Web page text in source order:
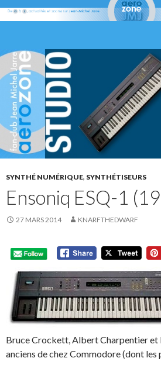
AU
CONTENU
SYNTHÉ NUMÉRIQUE, SYNTHÉTISEURS
Ensoniq ESQ-1
27 MARS 2014 KNARFTHEDWARF
Bruce Crockett, Albert Charpentier et
anciens de chez Commodore (dont les